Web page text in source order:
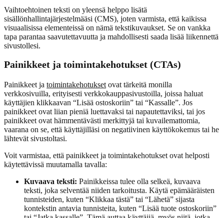
Vaihtoehtoinen teksti on yleensä helppo lisätä
sisällönhallintajärjestelmääsi (CMS), joten varmista, että kaikissa
visuaalisissa elementeissä on nämä tekstikuvaukset. Se on vankka
tapa parantaa saavutettavuutta ja mahdollisesti saada lisää liikennettä
sivustollesi.
Painikkeet ja toimintakehotukset (CTAs)
Painikkeet ja toimintakehotukset ovat tärkeitä monilla
verkkosivuilla, erityisesti verkkokauppasivustoilla, joissa haluat
käyttäjien klikkaavan “Lisää ostoskoriin” tai “Kassalle”. Jos
painikkeet ovat liian pieniä luettavaksi tai napautettaviksi, tai jos
painikkeet ovat hämmentävästi merkittyjä tai kuvailemattomia,
vaarana on se, että käyttäjilläsi on negatiivinen käyttökokemus tai he
lähtevät sivustoltasi.
Voit varmistaa, että painikkeet ja toimintakehotukset ovat helposti
käytettävissä muutamalla tavalla:
Kuvaava teksti: Painikkeissa tulee olla selkeä, kuvaava
teksti, joka selventää niiden tarkoitusta. Käytä epämääräisten
tunnisteiden, kuten “Klikkaa tästä” tai “Lähetä” sijasta
kontekstin antavia tunnisteita, kuten “Lisää tuote ostoskoriin”